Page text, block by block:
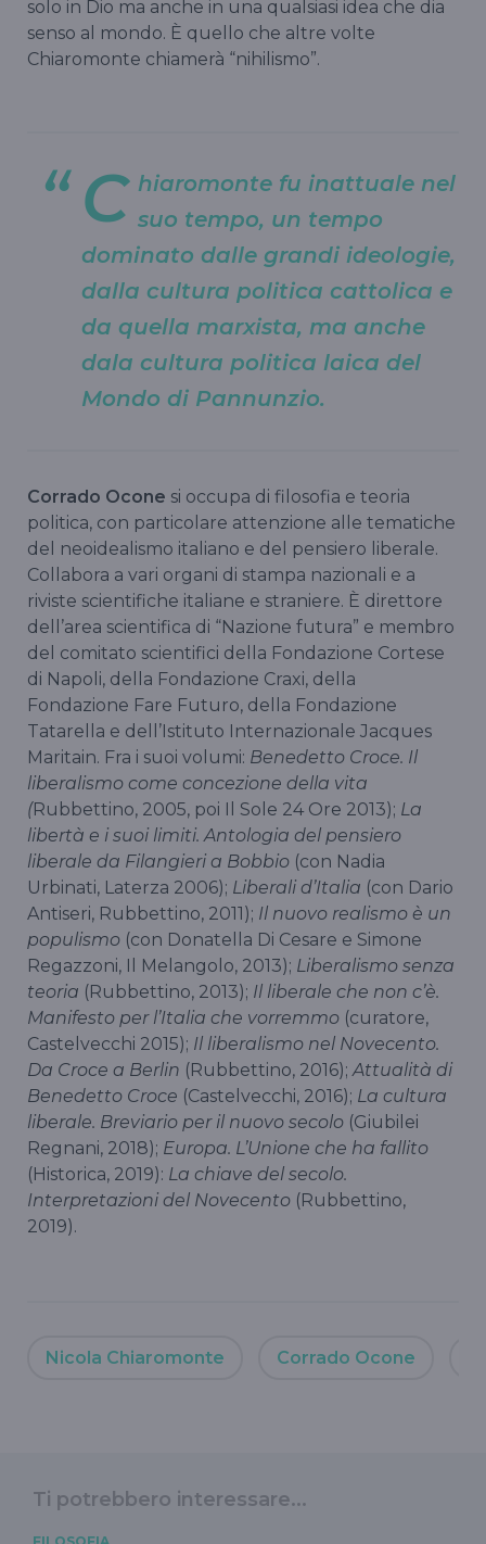
solo in Dio ma anche in una qualsiasi idea che dia
senso al mondo. È quello che altre volte
Chiaromonte chiamerà “nihilismo”.
C hiaromonte fu inattuale nel
suo tempo, un tempo
dominato dalle grandi ideologie,
dalla cultura politica cattolica e
da quella marxista, ma anche
dala cultura politica laica del
Mondo di Pannunzio.
Corrado Ocone si occupa di filosofia e teoria
politica, con particolare attenzione alle tematiche
del neoidealismo italiano e del pensiero liberale.
Collabora a vari organi di stampa nazionali e a
riviste scientifiche italiane e straniere. È direttore
dell’area scientifica di “Nazione futura” e membro
del comitato scientifici della Fondazione Cortese
di Napoli, della Fondazione Craxi, della
Fondazione Fare Futuro, della Fondazione
Tatarella e dell’Istituto Internazionale Jacques
Maritain. Fra i suoi volumi: Benedetto Croce. Il
liberalismo come concezione della vita
(Rubbettino, 2005, poi Il Sole 24 Ore 2013); La
libertà e i suoi limiti. Antologia del pensiero
liberale da Filangieri a Bobbio (con Nadia
Urbinati, Laterza 2006); Liberali d’Italia (con Dario
Antiseri, Rubbettino, 2011); Il nuovo realismo è un
populismo (con Donatella Di Cesare e Simone
Regazzoni, Il Melangolo, 2013); Liberalismo senza
teoria (Rubbettino, 2013); Il liberale che non c’è.
Manifesto per l’Italia che vorremmo (curatore,
Castelvecchi 2015); Il liberalismo nel Novecento.
Da Croce a Berlin (Rubbettino, 2016);Attualità di
Benedetto Croce (Castelvecchi, 2016); La cultura
liberale. Breviario per il nuovo secolo (Giubilei
Regnani, 2018); Europa. L’Unione che ha fallito
(Historica, 2019): La chiave del secolo.
Interpretazioni del Novecento (Rubbettino,
2019).
Nicola Chiaromonte Corrado Ocone
Ti potrebbero interessare...